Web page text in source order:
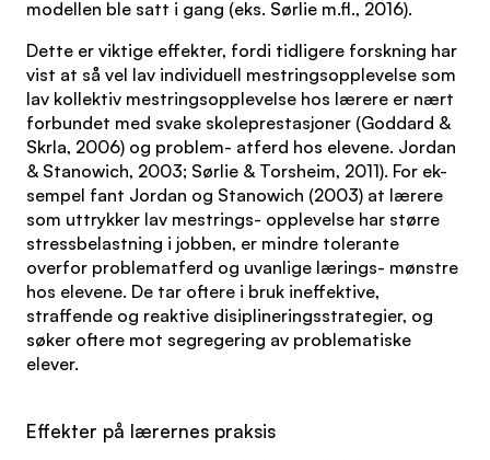
modellen ble satt i gang (eks. Sørlie m.fl., 2016).
Dette er viktige effekter, fordi tidligere forskning har
vist at så vel lav individuell mestringsopplevelse som
lav kollektiv mestringsopplevelse hos lærere er nært
forbundet med svake skoleprestasjoner (Goddard &
Skrla, 2006) og problem- atferd hos elevene. Jordan
& Stanowich, 2003; Sørlie & Torsheim, 2011). For ek-
sempel fant Jordan og Stanowich (2003) at lærere
som uttrykker lav mestrings- opplevelse har større
stressbelastning i jobben, er mindre tolerante
overfor problematferd og uvanlige lærings- mønstre
hos elevene. De tar oftere i bruk ineffektive,
straffende og reaktive disiplineringsstrategier, og
søker oftere mot segregering av problematiske
elever.
Effekter på lærernes praksis